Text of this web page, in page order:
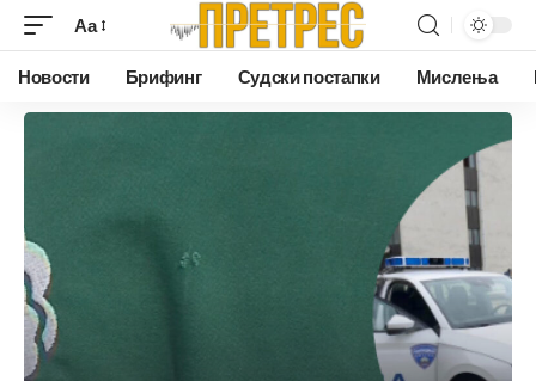
Аа
Новости Брифинг Судски постапки Мислења